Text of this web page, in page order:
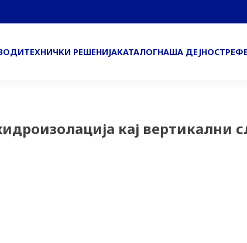
ТЕХНИЧКИ РЕШЕНИЈАКАТАЛОГНАША ДЕЈНОСТ
кај вертикални